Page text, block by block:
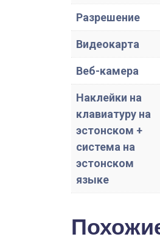
Разрешение
Видеокарта
Веб-камера
Наклейки на
клавиатуру на
эстонском +
система на
эстонском
языке